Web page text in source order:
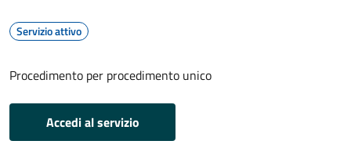
Servizio attivo
Procedimento per procedimento unico
Accedi al servizio